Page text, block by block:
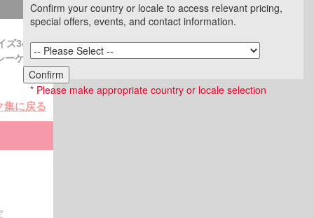
ズ3ch電
ーケン
集に戻る
Confirm your country or locale to access relevant pricing,
special offers, events, and contact information.
Confirm
* Please make appropriate country or locale selection